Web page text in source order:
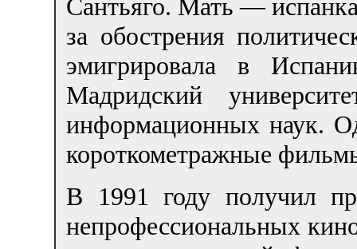
Сантьяго. Мать —
за обострения
эмигрировала в
Мадридский
информационных наук.
короткометражные
В 1991 году получил
непрофессиональных